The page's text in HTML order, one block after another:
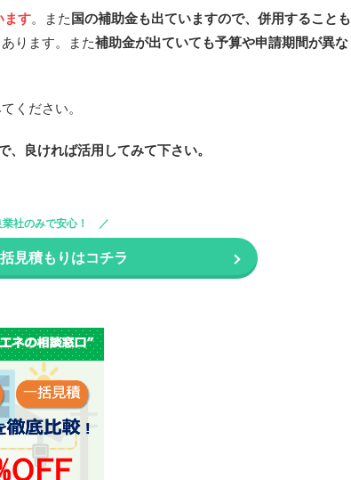
ます。また国の補助金も出ていますので、併用することも
ります。また補助金が出ていても予算や申請期間が異な
ください。
、良ければ活用してみて下さい。
社のみで安心！
見積もりはコチラ